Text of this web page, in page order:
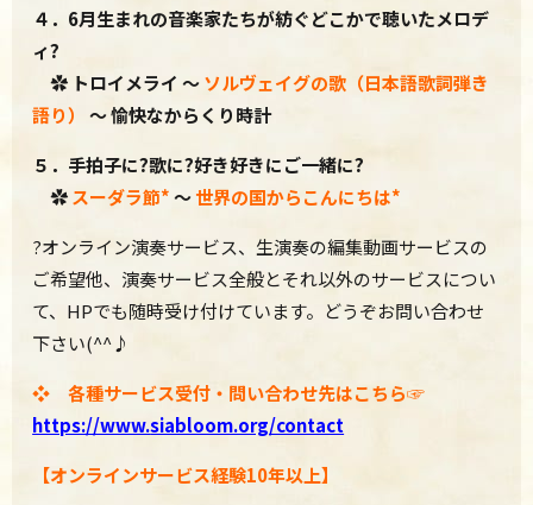
４．6月生まれの音楽家たちが紡ぐどこかで聴いたメロデ
ィ?
✿ トロイメライ ～ソルヴェイグの歌（日本語歌詞弾き
語り）
～ 愉快なからくり時計
５． 手拍子に?歌に?好き好きにご一緒に?
✿スーダラ節*～世界の国からこんにちは*
?オンライン演奏サービス、生演奏の編集動画サービスの
ご希望他、演奏サービス全般とそれ以外のサービスについ
て、HPでも随時受け付けています。どうぞお問い合わせ
下さい(^^♪
❖ 各種サービス受付・問い合わせ先はこちら☞
https://www.siabloom.org/contact
【オンラインサービス経験10年以上】